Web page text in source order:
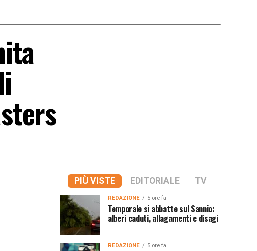
PIÙ VISTE EDITORIALE TV
REDAZIONE 5 ore fa
Temporale si abbatte sul Sannio:
alberi caduti, allagamenti e disagi
REDAZIONE 5 ore fa